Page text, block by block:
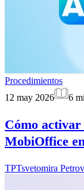
Procedimientos
12 may 2026
6
Cómo
MobiOffice
TPTsvetomira